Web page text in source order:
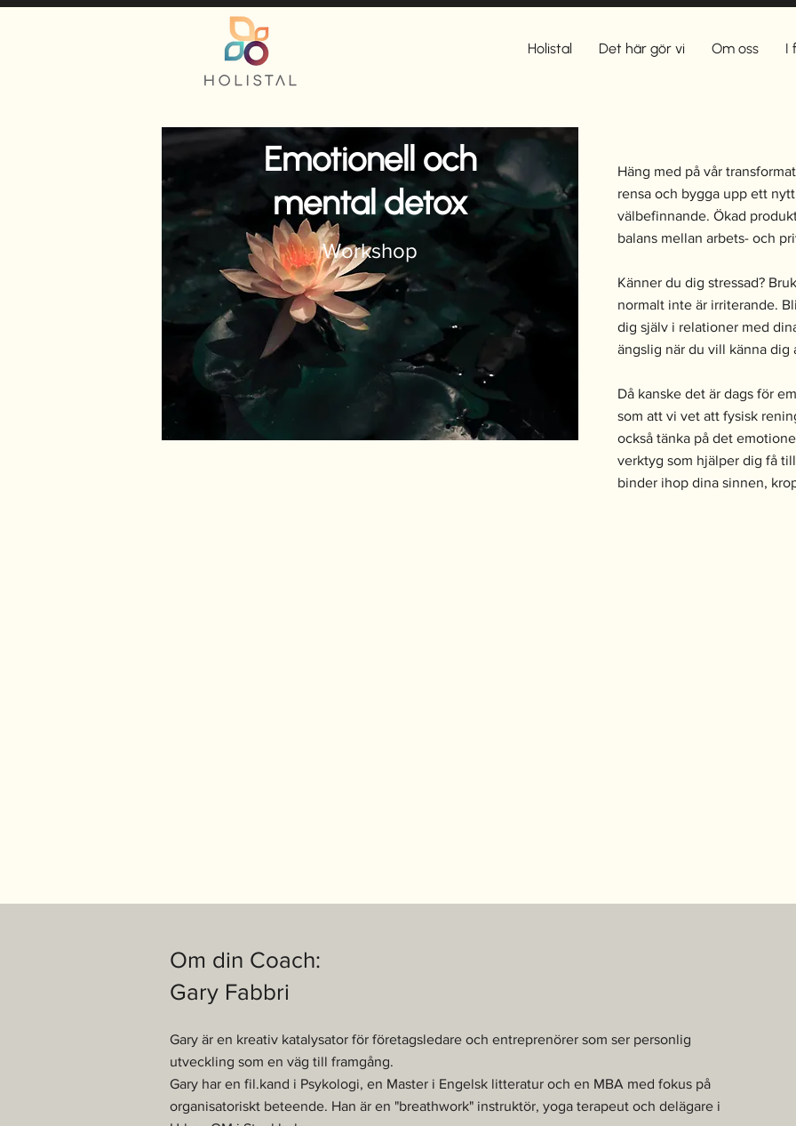
Holistal Det här gör vi Om oss I
Emotionell och
mental detox
Workshop
Häng med på vår
rensa och bygga upp ett
välbefinnande. Ökad
balans mellan arbets- och
Känner du dig stressad?
normalt inte är irriterande.
dig själv i relationer med
ängslig när du vill känna dig
Då kanske det är dags för
som att vi vet att fysisk
också tänka på det
verktyg som hjälper dig få
binder ihop dina sinnen,
Om din Coach:
Gary Fabbri
Gary är en kreativ katalysator för företagsledare och entreprenörer som ser personlig
utveckling som en väg till framgång.
Gary har en fil.kand i Psykologi, en Master i Engelsk litteratur och en MBA med fokus på
organisatoriskt beteende. Han är en "breathwork" instruktör, yoga terapeut och delägare i